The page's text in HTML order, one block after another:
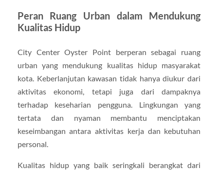
Peran Ruang Urban dalam Mendukung
Kualitas Hidup
City Center Oyster Point berperan sebagai ruang
urban yang mendukung kualitas hidup masyarakat
kota. Keberlanjutan kawasan tidak hanya diukur dari
aktivitas ekonomi, tetapi juga dari dampaknya
terhadap keseharian pengguna. Lingkungan yang
tertata dan nyaman membantu menciptakan
keseimbangan antara aktivitas kerja dan kebutuhan
personal.
Kualitas hidup yang baik seringkali berangkat dari